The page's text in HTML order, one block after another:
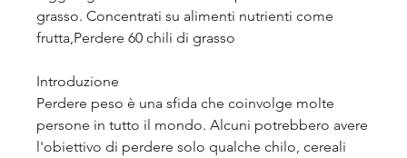
grasso. Concentrati su alimenti nutrienti come
frutta,Perdere 60 chili di grasso
Introduzione
Perdere peso è una sfida che coinvolge molte
persone in tutto il mondo. Alcuni potrebbero avere
l'obiettivo di perdere solo qualche chilo, cereali